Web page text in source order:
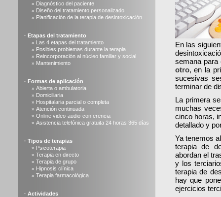
» Diagnóstico del paciente
» Diseño del tratamiento personalizado
» Planificación de la terapia de desintoxicación
· Etapas del tratamiento
» Las 4 etapas del tratamiento
» Posibles problemas durante la terapia
» Reincorporación al núcleo familiar y social
» Mantenimiento
· Formas de aplicación
» Abierta o ambulatoria
» Domiciliaria
» Hospitalaria parcial o completa
» Atención continuada
» Online video-audio-conferencia
» Asistencia telefónica gratuita 24 horas 365 días
· Tipos de terapias
» Psicoterapia
» Terapia en directo
» Terapia de grupo
» Hipnosis clínica
» Terapia farmacológica
· Actividades
En las
semana
otro, en la
sucesivas
terminar de
La primera
muchas
cinco horas,
detallado y
Ya tenemos
terapia de
abordan el
y los
terapia de
hay que
ejercicios